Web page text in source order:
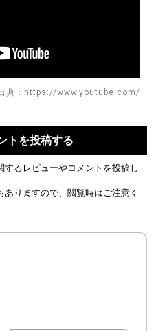
典：https://www.youtube.com/
トを投稿する
するレビューやコメントを投稿し
りますので、閲覧時はご注意く